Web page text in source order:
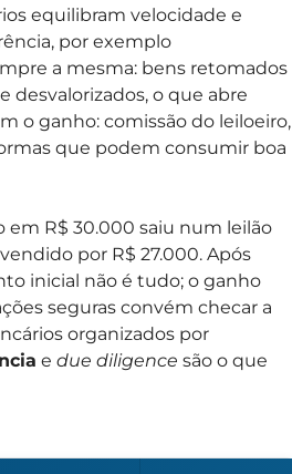
equilibram velocidade e
por exemplo
a mesma: bens retomados
desvalorizados, o que abre
o ganho: comissão do leiloeiro,
que podem consumir boa
em R$ 30.000 saiu num leilão
por R$ 27.000. Após
inicial não é tudo; o ganho
seguras convém checar a
organizados por
e due diligence são o que